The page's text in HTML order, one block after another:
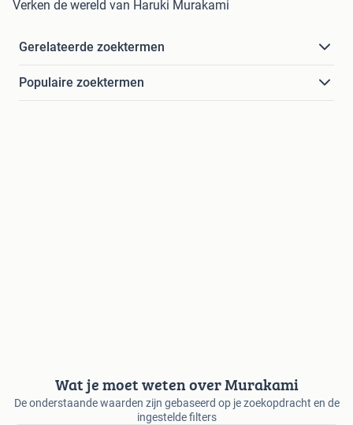
Verken de wereld van Haruki Murakami
Gerelateerde zoektermen
Populaire zoektermen
Wat je moet weten over Murakami
De onderstaande waarden zijn gebaseerd op je zoekopdracht en de
ingestelde filters